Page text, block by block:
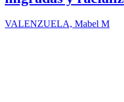
VALENZUELA, Mabel M